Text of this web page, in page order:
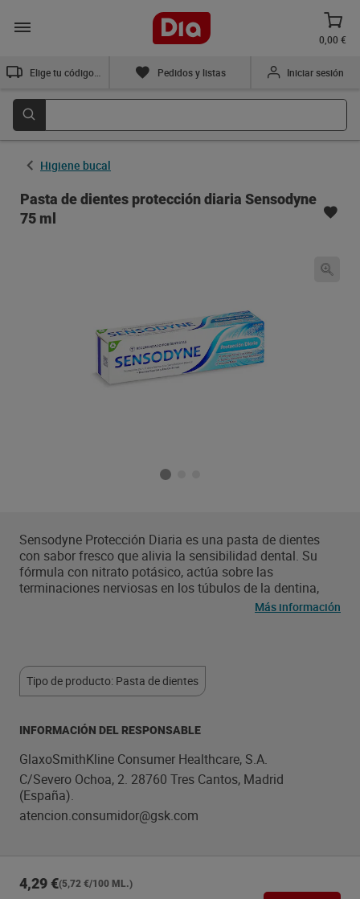
0,00 €
Pedidos y listas Iniciar sesión
Higiene bucal
Pasta de dientes protección diaria Sensodyne
75 ml
Sensodyne Protección Diaria es una pasta de dientes
con sabor fresco que alivia la sensibilidad dental. Su
fórmula con nitrato potásico, actúa sobre las
terminaciones nerviosas en los túbulos de la dentina,
para proteger frente a la sensibilidad dental. Además,
Más información
Tipo de producto: Pasta de dientes
INFORMACIÓN DEL RESPONSABLE
GlaxoSmithKline Consumer Healthcare, S.A.
C/Severo Ochoa, 2. 28760 Tres Cantos, Madrid
(España).
atencion.consumidor@gsk.com
4,29 €(5,72 €/100 ML.)